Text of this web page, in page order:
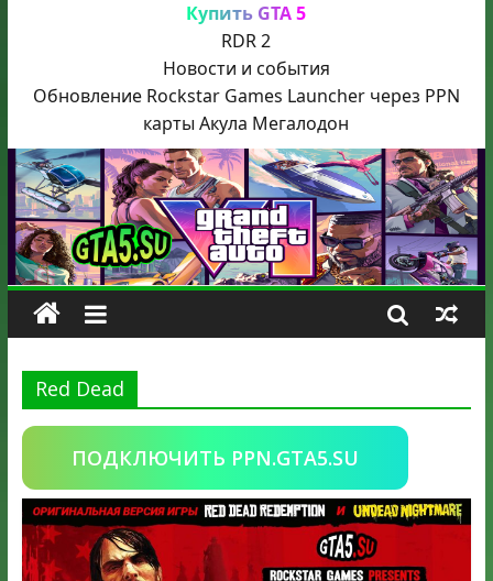
Купить GTA 5
RDR 2
Новости и события
Обновление Rockstar Games Launcher через PPN
карты Акула Мегалодон
Red Dead
ПОДКЛЮЧИТЬ PPN.GTA5.SU